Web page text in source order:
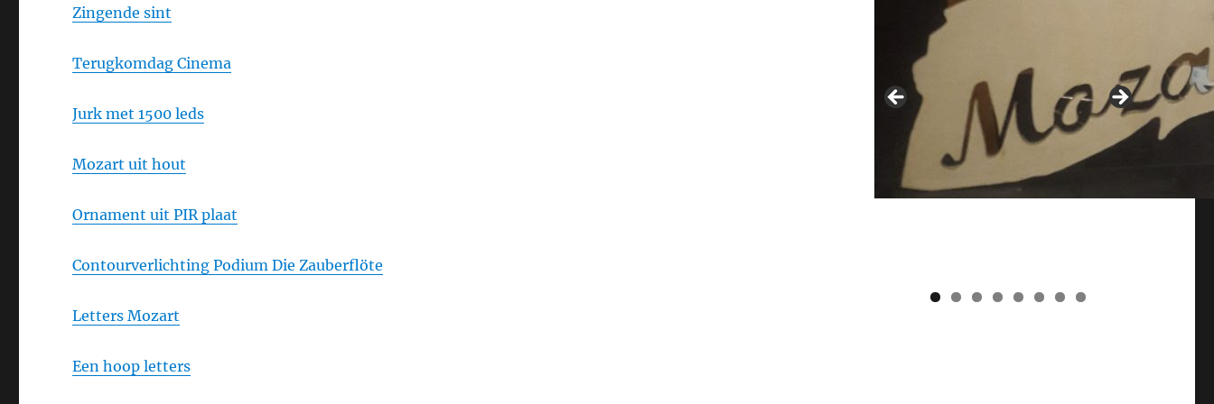
Zingende sint
Terugkomdag Cinema
Jurk met 1500 leds
Mozart uit hout
Ornament uit PIR plaat
Contourverlichting Podium Die Zauberflöte
Letters Mozart
Een hoop letters